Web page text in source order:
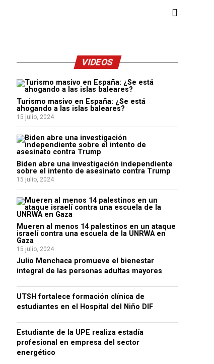
VIDEOS
Turismo masivo en España: ¿Se está
ahogando a las islas baleares?
15 julio, 2024
Biden abre una investigación independiente
sobre el intento de asesinato contra Trump
15 julio, 2024
Mueren al menos 14 palestinos en un ataque
israelí contra una escuela de la UNRWA en
Gaza
15 julio, 2024
Julio Menchaca promueve el bienestar
integral de las personas adultas mayores
UTSH fortalece formación clínica de
estudiantes en el Hospital del Niño DIF
Estudiante de la UPE realiza estadía
profesional en empresa del sector
energético